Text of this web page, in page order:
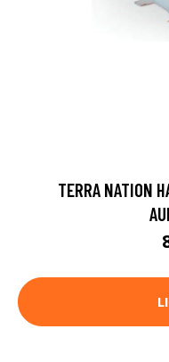
TERRA NATION